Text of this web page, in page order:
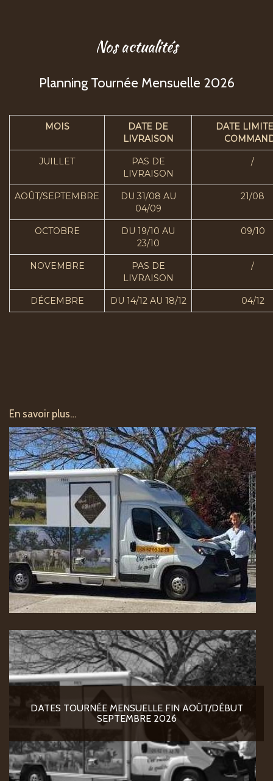
Nos actualités
Planning Tournée Mensuelle 2026
MOIS
DATE DE
LIVRAISON
DATE
JUILLET
PAS DE
LIVRAISON
/
AOÛT/SEPTEMBRE
DU 31/08 AU
04/09
21/08
OCTOBRE
DU 19/10 AU
23/10
09/10
NOVEMBRE
PAS DE
LIVRAISON
/
DÉCEMBRE DU 14/12 AU 18/12 04/12
En savoir plus…
DATES TOURNÉE MENSUELLE FIN AOÛT/DÉBUT
SEPTEMBRE 2026